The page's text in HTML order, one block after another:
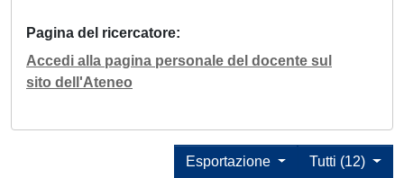
Pagina del ricercatore
Accedi alla pagina personale del docente sul
sito dell'Ateneo
Tutti (12)
Esportazione